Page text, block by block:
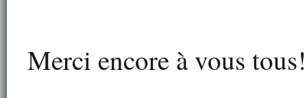
Merci encore à vous tous!